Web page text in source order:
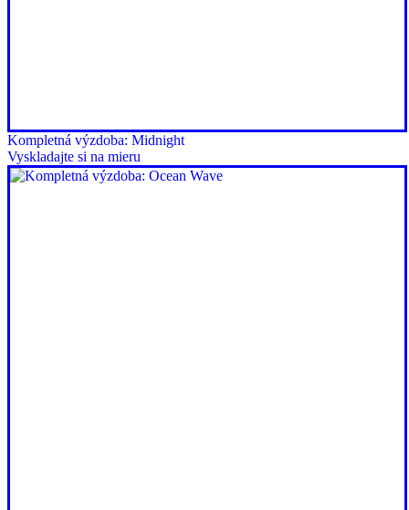
Kompletná výzdoba: Midnight
Vyskladajte si na mieru